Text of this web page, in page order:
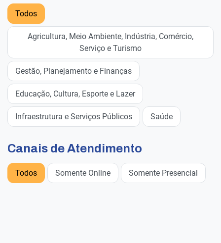
Todos
Agricultura, Meio Ambiente, Indústria, Comércio,
Serviço e Turismo
Gestão, Planejamento e Finanças
Educação, Cultura, Esporte e Lazer
Infraestrutura e Serviços Públicos Saúde
Canais de Atendimento
Todos Somente Online Somente Presencial